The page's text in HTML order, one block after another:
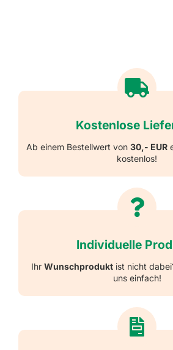
Kostenlose
Ab einem Bestellwert von 30,- EUR
kostenlos!
Individuelle
Ihr Wunschproduktist nicht
uns einfach!